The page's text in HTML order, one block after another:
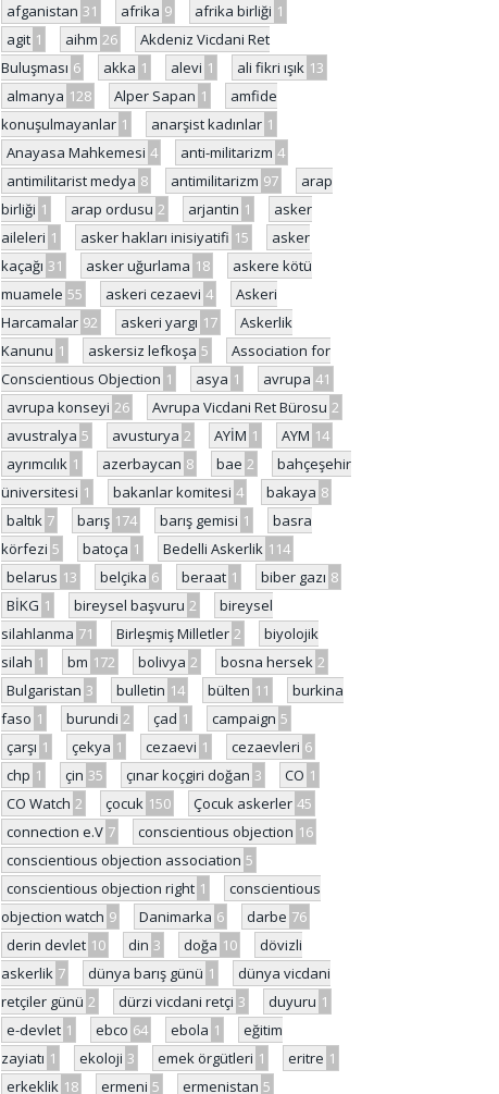
afganistan 31 afrika 9 afrika birliği 1
agit 1 aihm 26
Akdeniz Vicdani Ret
Buluşması 6 akka 1 alevi 1 ali fikri ışık 13
almanya 128 Alper Sapan 1
amfide
konuşulmayanlar 1 anarşist kadınlar 1
Anayasa Mahkemesi 4 anti-militarizm 4
antimilitarist medya 8 antimilitarizm 97
arap
birliği 1 arap ordusu 2 arjantin 1
asker
aileleri 1 asker hakları inisiyatifi 15
asker
kaçağı 31 asker uğurlama 18
askere kötü
muamele 55 askeri cezaevi 4
Askeri
Harcamalar 92 askeri yargı 17
Askerlik
Kanunu 1 askersiz lefkoşa 5
Association for
Conscientious Objection 1 asya 1 avrupa 41
avrupa konseyi 26 Avrupa Vicdani Ret Bürosu 2
avustralya 5 avusturya 2 AYİM 1 AYM 14
ayrımcılık 1 azerbaycan 8 bae 2
bahçeşehir
üniversitesi 1 bakanlar komitesi 4 bakaya 8
baltık 7 barış 174 barış gemisi 1
basra
körfezi 5 batoça 1 Bedelli Askerlik 114
belarus 13 belçika 6 beraat 1 biber gazı 8
BİKG 1 bireysel başvuru 2
bireysel
silahlanma 71 Birleşmiş Milletler 2
biyolojik
silah 1 bm 172 bolivya 2 bosna hersek 2
Bulgaristan 3 bulletin 14 bülten 11
burkina
faso 1 burundi 2 çad 1 campaign 5
çarşı 1 çekya 1 cezaevi 1 cezaevleri 6
chp 1 çin 35 çınar koçgiri doğan 3 CO 1
CO Watch 2 çocuk 150 Çocuk askerler 45
connection e.V 7 conscientious objection 16
conscientious objection association 5
conscientious objection right 1
conscientious
objection watch 9 Danimarka 6 darbe 76
derin devlet 10 din 3 doğa 10
dövizli
askerlik 7 dünya barış günü 1
dünya vicdani
retçiler günü 2 dürzi vicdani retçi 3 duyuru 1
e-devlet 1 ebco 64 ebola 1
eğitim
zayiatı 1 ekoloji 3 emek örgütleri 1 eritre 1
erkeklik 18 ermeni 5 ermenistan 5